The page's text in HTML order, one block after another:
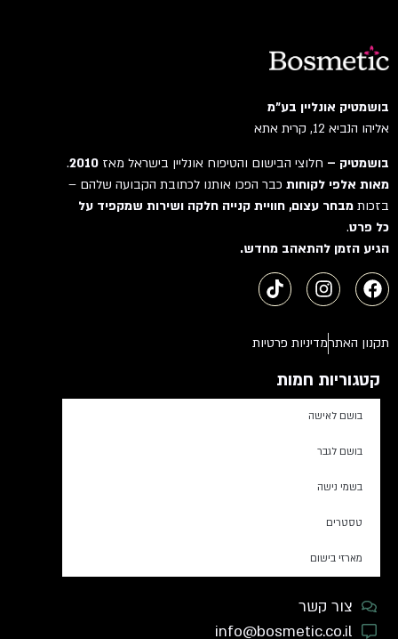
בושמטיק אונליין בע"מ
אליהו הנביא 12, קרית אתא
בושמטיק –חלוצי הבישום והטיפוח אונליין בישראל מאז2010
.
מאות אלפי לקוחותכבר הפכו אותנו לכתובת הקבועה שלהם –
בזכותמבחר עצום, חוויית קנייה חלקה ושירות שמקפיד על
כל פרט.
הגיע הזמן להתאהב מחדש.
תקנון האתרמדיניות פרטיות
קטגוריות חמות
בושם לאישה
בושם לגבר
בשמי נישה
טסטרים
מארזי בישום
צור קשר
info@bosmetic.co.il